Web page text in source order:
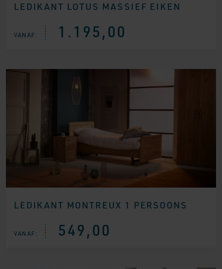
LEDIKANT LOTUS MASSIEF EIKEN
VANAF: 1.195,00
LEDIKANT MONTREUX 1 PERSOONS
VANAF: 549,00